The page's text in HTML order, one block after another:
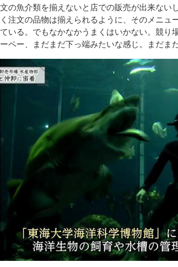
の魚介類を揃えないと店での販売が出来ない
注文の品物は揃えられるように、そのメニュ
いる。でもなかなかうまくはいかない。競り
ペー、まだまだ下っ端みたいな感じ。まだま